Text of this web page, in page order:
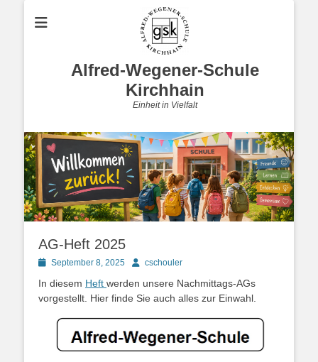
Alfred-Wegener-Schule
Kirchhain
Einheit in Vielfalt
AG-Heft 2025
PostedSeptember 8, 2025 Autorcschouler
In diesem Heft werden unsere Nachmittags-AGs
vorgestellt. Hier finde Sie auch alles zur Einwahl.